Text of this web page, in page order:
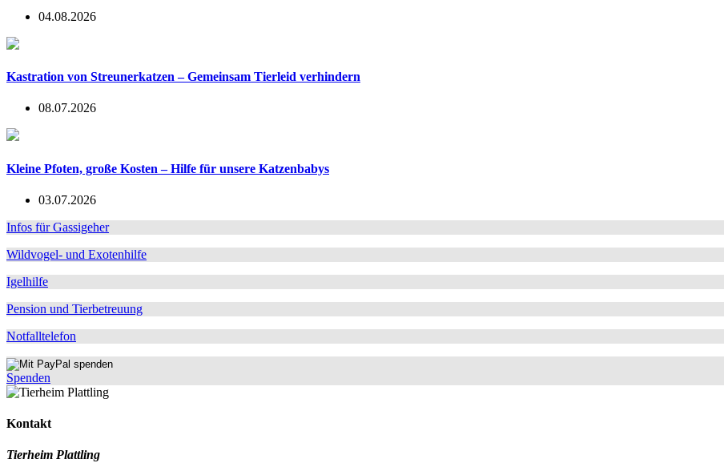
04.08.2026
Kastration von Streunerkatzen – Gemeinsam Tierleid verhindern
08.07.2026
Kleine Pfoten, große Kosten – Hilfe für unsere Katzenbabys
03.07.2026
Infos für Gassigeher
Wildvogel- und Exotenhilfe
Igelhilfe
Pension und Tierbetreuung
Notfalltelefon
Spenden
Kontakt
Tierheim Plattling